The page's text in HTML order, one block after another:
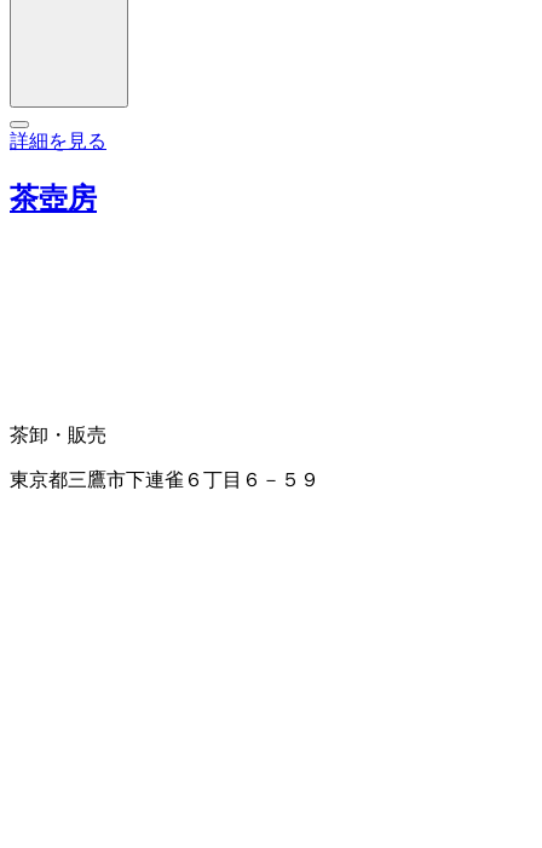
詳細を見る
茶壺房
茶卸・販売
東京都三鷹市下連雀６丁目６－５９